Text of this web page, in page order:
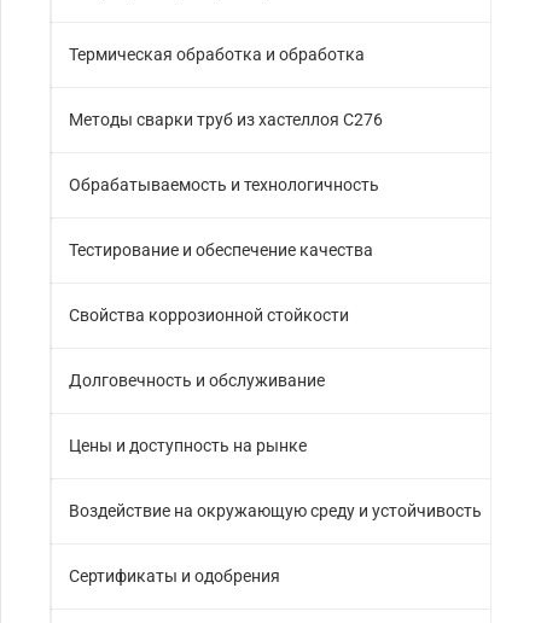
Термическая обработка и обработка
Методы сварки труб из хастеллоя C276
Обрабатываемость и технологичность
Тестирование и обеспечение качества
Свойства коррозионной стойкости
Долговечность и обслуживание
Цены и доступность на рынке
Воздействие на окружающую среду и устойчивость
Сертификаты и одобрения